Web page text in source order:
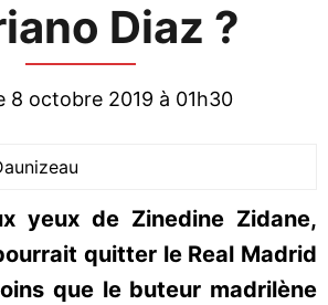
Diaz ?
8 octobre 2019 à 01h30
yeux de Zinedine Zidane,
quitter le Real Madrid
que le buteur madrilène